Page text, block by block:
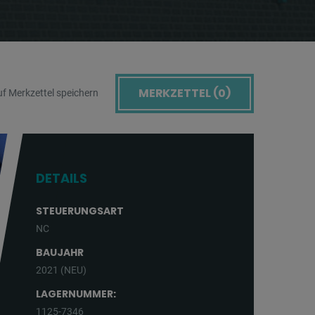
Merkzettel speichern MERKZETTEL (0)
DETAILS
STEUERUNGSART
NC
BAUJAHR
2021 (NEU)
LAGERNUMMER:
1125-7346